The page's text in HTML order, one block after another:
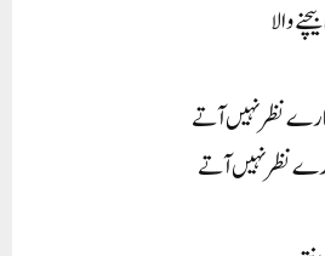
والا
نظر نہیں آتے
نظر نہیں آتے